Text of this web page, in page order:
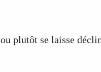
ou plutôt se laisse